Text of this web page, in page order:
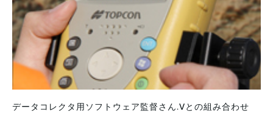
データコレクタ用ソフトウェア監督さん.Vとの組み合わせ